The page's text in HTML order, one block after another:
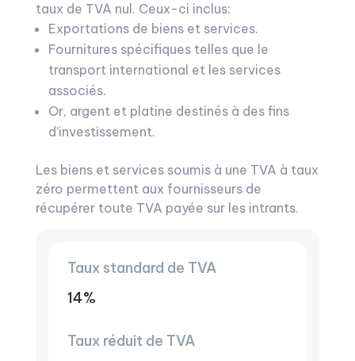
taux de TVA nul. Ceux-ci inclus:
Exportations de biens et services.
Fournitures spécifiques telles que le
transport international et les services
associés.
Or, argent et platine destinés à des fins
d’investissement.
Les biens et services soumis à une TVA à taux
zéro permettent aux fournisseurs de
récupérer toute TVA payée sur les intrants.
Taux standard de TVA
14%
Taux réduit de TVA